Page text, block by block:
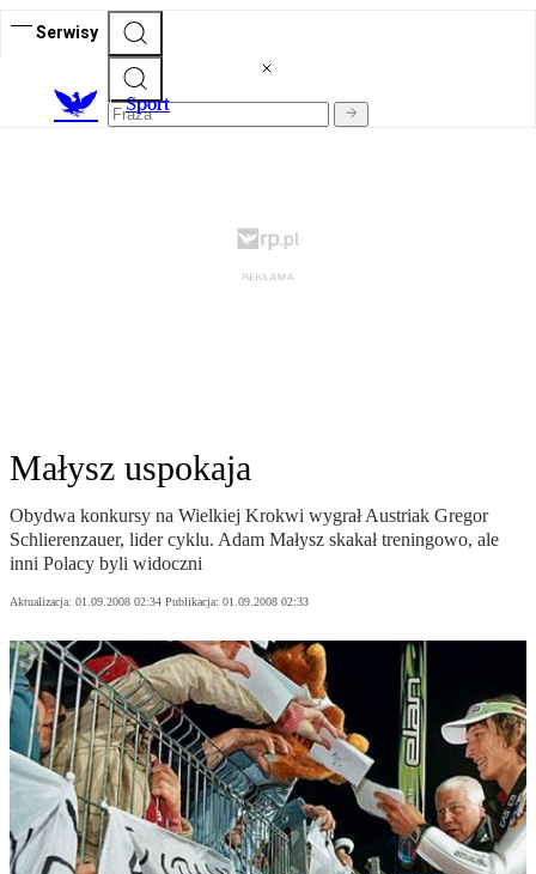
Serwisy
Sport
Małysz uspokaja
Obydwa konkursy na Wielkiej Krokwi wygrał Austriak Gregor
Schlierenzauer, lider cyklu. Adam Małysz skakał treningowo, ale
inni Polacy byli widoczni
Aktualizacja: 01.09.2008 02:34 Publikacja: 01.09.2008 02:33